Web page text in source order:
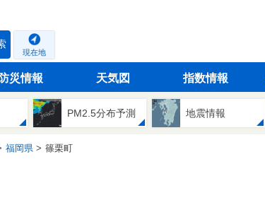
現在地
防災情報 天気図 指数情報
PM2.5分布予測 地震情報
福岡県 篠栗町